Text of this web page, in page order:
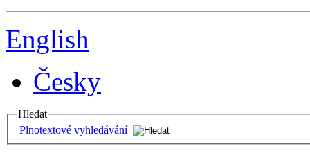
English
Česky
Hledat
Plnotextové vyhledávání